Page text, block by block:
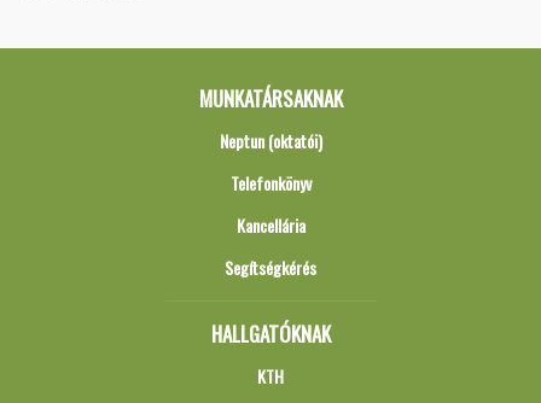
MUNKATÁRSAKNAK
Neptun (oktatói)
Telefonkönyv
Kancellária
Segítségkérés
HALLGATÓKNAK
KTH